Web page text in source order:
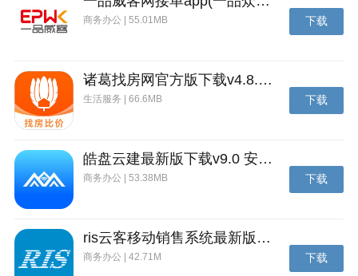
3、新增多人直减产品，全家出行更优惠
5、新增儿童兑换奖励客票
6、无成人陪伴儿童购票、服务申请上线
8、新增酒店预定，机票、酒店，出行无忧
商务办公 | 55.01MB 下载
诸葛找房网官方版下载v4.8.1.1 安卓最新版
生活服务 | 66.6MB 下载
皓盘云建最新版下载v9.0 安卓版
商务办公 | 53.38MB 下载
ris云客移动销售系统最新版下载v1.1.25 安卓手机版
商务办公 | 42.71M 下载